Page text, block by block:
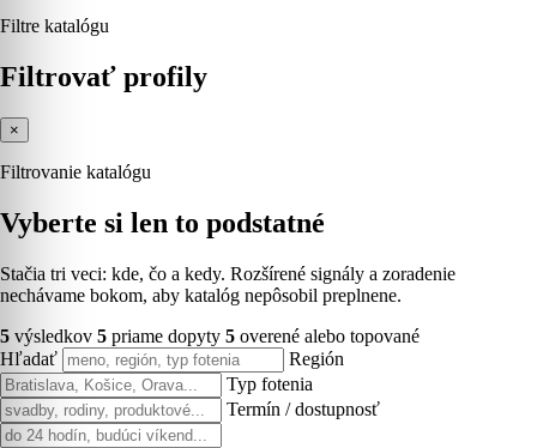
Filtre katalógu
Filtrovať profily
×
Filtrovanie katalógu
Vyberte si len to podstatné
Stačia tri veci: kde, čo a kedy. Rozšírené signály a zoradenie
nechávame bokom, aby katalóg nepôsobil preplnene.
5 výsledkov 5 priame dopyty 5 overené alebo topované
Hľadať
Región
Typ fotenia
Termín / dostupnosť